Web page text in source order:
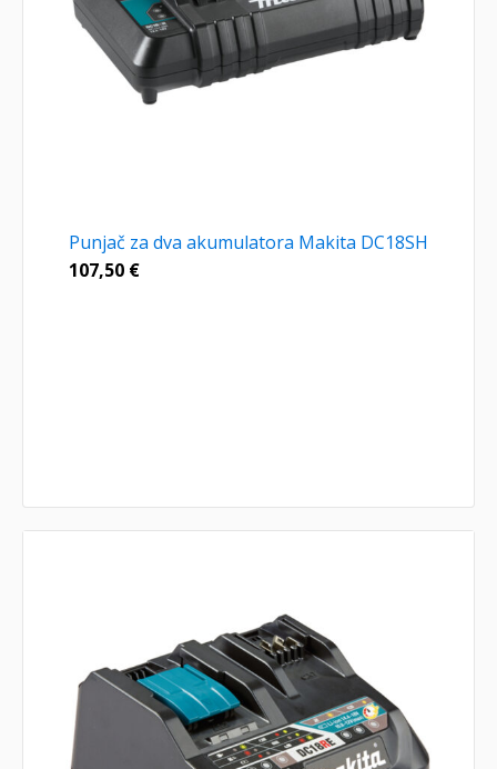
Punjač za dva akumulatora Makita DC18SH
107,50 €